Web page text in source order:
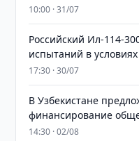
10:00 · 31/07
Российский Ил-114-
испытаний в
17:30 · 30/07
В Узбекистане
финансирование
14:30 · 02/08